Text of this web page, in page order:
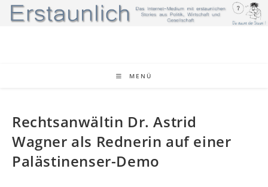
MENÜ
Rechtsanwältin Dr. Astrid
Wagner als Rednerin auf einer
Palästinenser-Demo